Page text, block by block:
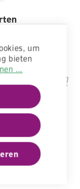
um
bieten
...